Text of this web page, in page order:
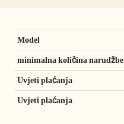
Model
minimalna količina narudžbe
Uvjeti plaćanja
Uvjeti plaćanja